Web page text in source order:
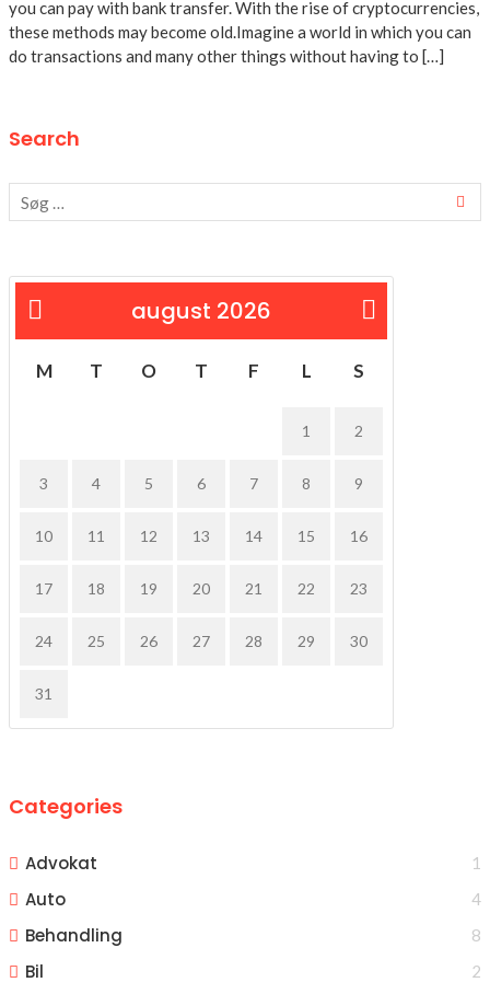
you can pay with bank transfer. With the rise of cryptocurrencies,
these methods may become old.Imagine a world in which you can
do transactions and many other things without having to […]
Search
august 2026
M T O T F L S
1 2
3 4 5 6 7 8 9
10 11 12 13 14 15 16
17 18 19 20 21 22 23
24 25 26 27 28 29 30
31
Categories
Advokat 1
Auto 4
Behandling 8
Bil 2